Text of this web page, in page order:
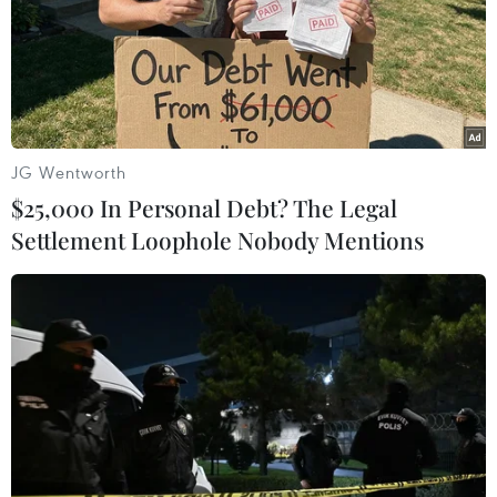
Cuộc sống của người dân phường Văn Chương đã dần ổn
định trở lại sau gần 1 tháng cách ly y tế. (Ảnh: Thành
Đạt/TTXVN)
Ngoài thực hiện các quy định chung của quận,
phường tiếp tục thiết kế, dán logo nhận biết lên
JG Wentworth
$25,000 In Personal Debt? The Legal
Settlement Loophole Nobody Mentions